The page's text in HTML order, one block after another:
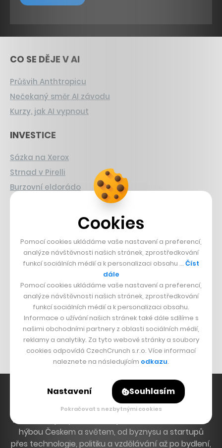
CO SE DĚJE V AI
Průšvih Anthtropicu
Nečekaný směr AI závodu
Kurzy, jak AI vypnout
INVESTICE
Sázka na Xerox
Strnad v Pirelli
Burzovní eldorádo
Francouzský šéfkuchař na Šumavě
Dva golfisti, co pečou
DESIGN
Bomma není tichá
Originální hodinky
Nábytek z betonu
Hlavní zdroj inspirace. Věnujeme se tématům, která
hýbou Českem a světem, od byznysu a startupů
přes technologie, politiku a vzdělávání až po bydlení,
Cookies
Pomocí cookies ukládáme vaše nastavení a preferencí,
analýze návštěvnosti našich stránek, zprostředkování
funkcí sociálních médií a k personalizaci obsahu … Číst
dále
Pomocí cookies ukládáme vaše nastavení a preferencí,
analýze návštěvnosti našich stránek, zprostředkování
funkcí sociálních médií a k personalizaci obsahu.
Informace o užívání našich stránek také dále sdílíme s
našimi obchodními partnery z oblasti sociálních médií,
reklamy a analytiky. Za tyto webové stránky a soubory
cookies odpovídá CzechCrunch s.r.o. Více informací
naleznete na následujícím odkazu.
Nastavení Souhlasím
Pokračovat s nezbytnými cookies